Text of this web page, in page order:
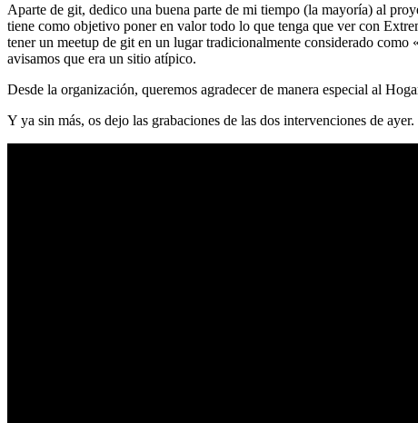
Aparte de git, dedico una buena parte de mi tiempo (la mayoría) al
tiene como objetivo poner en valor todo lo que tenga que ver con
tener un meetup de git en un lugar tradicionalmente considerado
avisamos que era un sitio atípico.
Desde la organización, queremos agradecer de manera especial al
Y ya sin más, os dejo las grabaciones de las dos intervenciones de